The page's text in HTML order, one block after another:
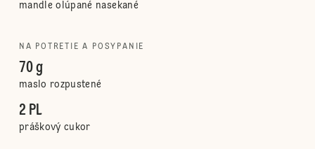
mandle olúpané nasekané
NA POTRETIE A POSYPANIE
70 g
maslo rozpustené
2 PL
práškový cukor